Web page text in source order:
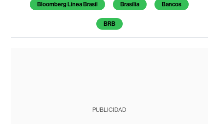
Bloomberg Línea Brasil Brasília Bancos
BRB
PUBLICIDAD